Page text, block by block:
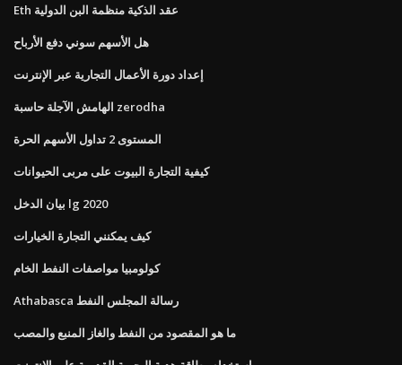
Eth عقد الذكية منظمة البن الدولية
هل الأسهم سوني دفع الأرباح
إعداد دورة الأعمال التجارية عبر الإنترنت
الهامش الآجلة حاسبة zerodha
المستوى 2 تداول الأسهم الحرة
كيفية التجارة البيوت على مربى الحيوانات
بيان الدخل lg 2020
كيف يمكنني التجارة الخيارات
كولومبيا مواصفات النفط الخام
Athabasca رسالة المجلس النفط
ما هو المقصود من النفط والغاز المنبع والمصب